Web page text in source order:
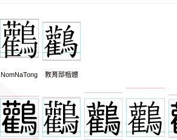
NomNaTong 教育部楷體